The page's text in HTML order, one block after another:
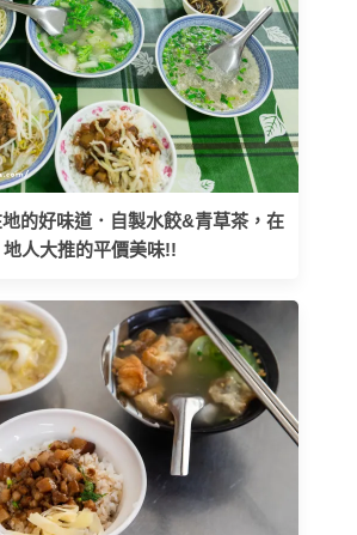
的好味道．自製水餃&青草茶，在
地人大推的平價美味!!